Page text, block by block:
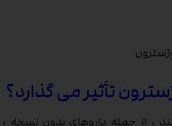
تأثیر می گذارد؟
، از جمله داروهای بدون نسخه ،